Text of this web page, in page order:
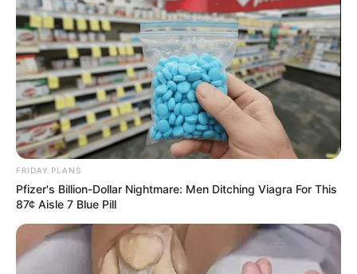
FRIDAY PLANS
Pfizer's Billion-Dollar Nightmare: Men Ditching Viagra For This
87¢ Aisle 7 Blue Pill